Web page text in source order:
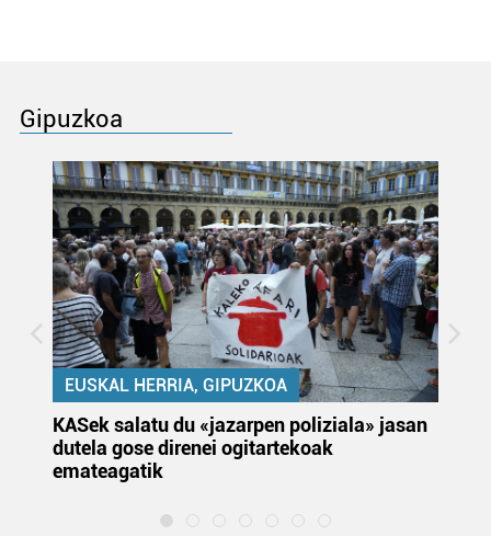
Gipuzkoa
EUSKAL HERRIA, GIPUZKOA
KASek salatu du «jazarpen poliziala» jasan
dutela gose direnei ogitartekoak
emateagatik